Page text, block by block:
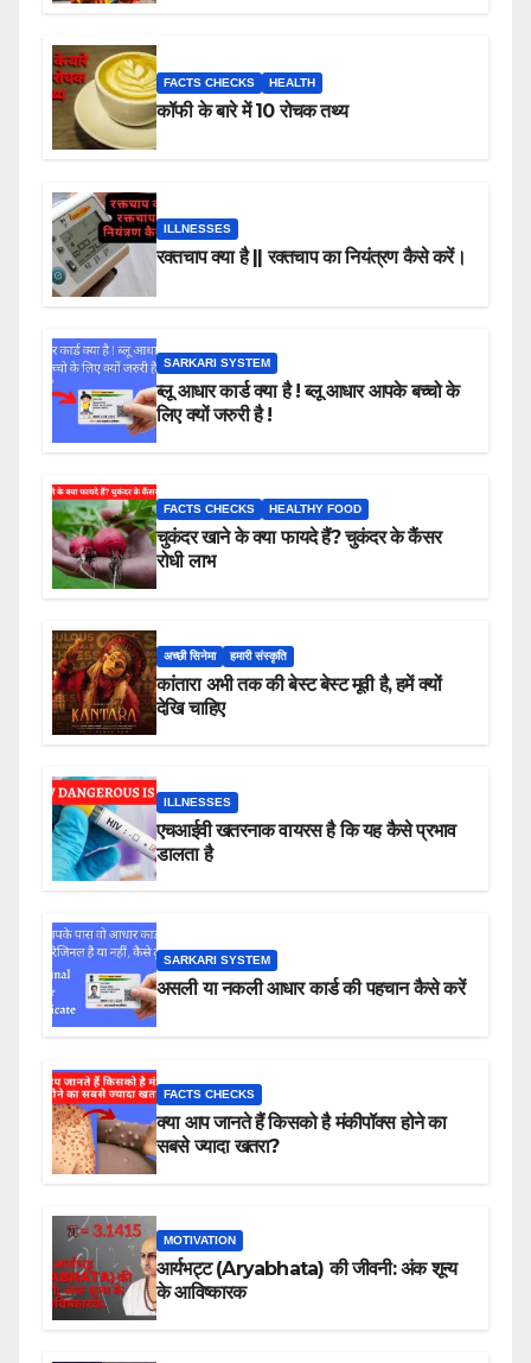
FACTS CHECKS HEALTH
कॉफी के बारे में 10 रोचक तथ्य
ILLNESSES
रक्तचाप क्या है || रक्तचाप का नियंत्रण कैसे करें।
SARKARI SYSTEM
ब्लू आधार कार्ड क्या है ! ब्लू आधार आपके बच्चो के
लिए क्यों जरुरी है !
FACTS CHECKS HEALTHY FOOD
चुकंदर खाने के क्या फायदे हैं? चुकंदर के कैंसर
रोधी लाभ
अच्छी सिनेमा हमारी संस्कृति
कांतारा अभी तक की बेस्ट बेस्ट मूवी है, हमें क्यों
देखि चाहिए
ILLNESSES
एचआईवी खतरनाक वायरस है कि यह कैसे प्रभाव
डालता है
SARKARI SYSTEM
असली या नकली आधार कार्ड की पहचान कैसे करें
FACTS CHECKS
क्या आप जानते हैं किसको है मंकीपॉक्स होने का
सबसे ज्यादा खतरा?
MOTIVATION
आर्यभट्ट (Aryabhata) की जीवनी: अंक शून्य
के आविष्कारक